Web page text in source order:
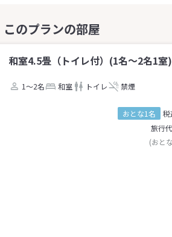
和室4.5畳（トイレ付）(1名～2名1室)
1～2名 和室 トイレ 禁煙
おとな1名 税
旅行
(おと